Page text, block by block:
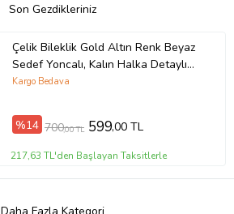
Son Gezdikleriniz
Çelik Bileklik Gold Altın Renk Beyaz
Sedef Yoncalı, Kalın Halka Detaylı
Çelik Bileklik
Kargo Bedava
%14 700,00 TL 599,00 TL
217,63 TL'den Başlayan Taksitlerle